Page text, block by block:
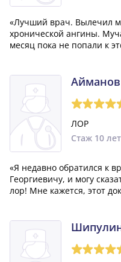
«Лучший врач. Вылечил
хронической ангины.
месяц пока не попали к
Айманов
ЛОР
Стаж 10 лет
«Я недавно обратился к
Георгиевичу, и могу
лор! Мне кажется, этот
внимателен, но и очень